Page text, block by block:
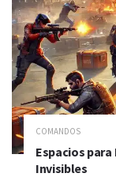
COMANDOS
Espacios para
Invisibles